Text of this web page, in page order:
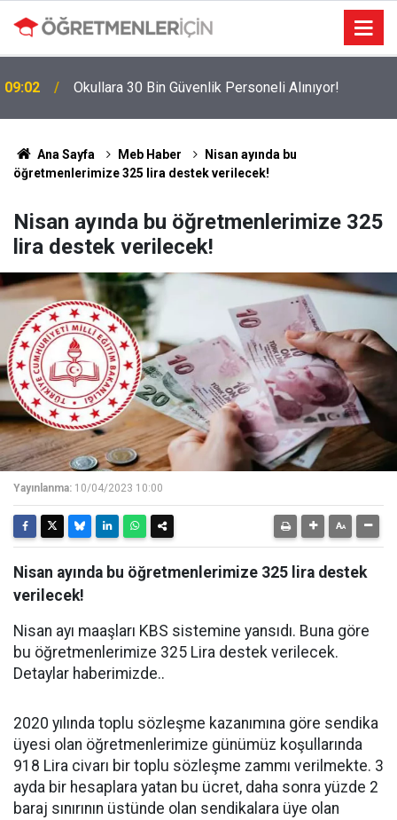
09:02 Okullara 30 Bin Güvenlik Personeli Alınıyor!
Ana Sayfa Meb Haber
Nisan ayında bu
öğretmenlerimize 325 lira destek verilecek!
Nisan ayında bu öğretmenlerimize 325
lira destek verilecek!
Yayınlanma: 10/04/2023 10:00
Nisan ayında bu öğretmenlerimize 325 lira destek
verilecek!
Nisan ayı maaşları KBS sistemine yansıdı. Buna göre
bu öğretmenlerimize 325 Lira destek verilecek.
Detaylar haberimizde..
2020 yılında toplu sözleşme kazanımına göre sendika
üyesi olan öğretmenlerimize günümüz koşullarında
918 Lira civarı bir toplu sözleşme zammı verilmekte. 3
ayda bir hesaplara yatan bu ücret, daha sonra yüzde 2
baraj sınırının üstünde olan sendikalara üye olan